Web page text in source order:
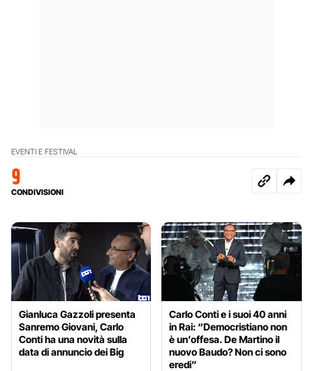
EVENTI E FESTIVAL
9
CONDIVISIONI
Gianluca Gazzoli presenta
Sanremo Giovani, Carlo
Conti ha una novità sulla
data di annuncio dei Big
Carlo Conti e i suoi 40 anni
in Rai: “Democristiano non
è un’offesa. De Martino il
nuovo Baudo? Non ci sono
eredi”